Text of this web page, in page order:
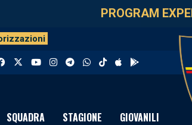
PROGRAM
SQUADRA STAGIONE GIOVANILI